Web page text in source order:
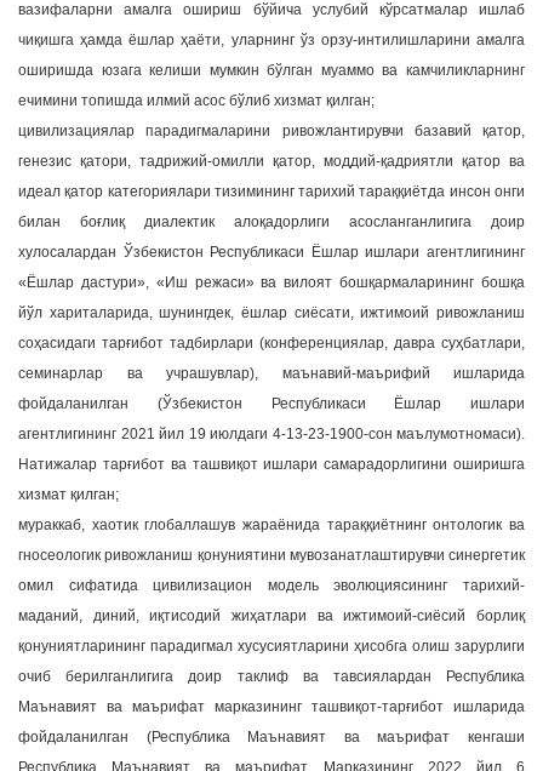
вазифаларни амалга ошириш бўйича услубий кўрсатмалар ишлаб
чиқишга ҳамда ёшлар ҳаёти, уларнинг ўз орзу-интилишларини амалга
оширишда юзага келиши мумкин бўлган муаммо ва камчиликларнинг
ечимини топишда илмий асос бўлиб хизмат қилган;
цивилизациялар парадигмаларини ривожлантирувчи базавий қатор,
генезис қатори, тадрижий-омилли қатор, моддий-қадриятли қатор ва
идеал қатор категориялари тизимининг тарихий тараққиётда инсон онги
билан боғлиқ диалектик алоқадорлиги асосланганлигига доир
хулосалардан Ўзбекистон Республикаси Ёшлар ишлари агентлигининг
«Ёшлар дастури», «Иш режаси» ва вилоят бошқармаларининг бошқа
йўл хариталарида, шунингдек, ёшлар сиёсати, ижтимоий ривожланиш
соҳасидаги тарғибот тадбирлари (конференциялар, давра суҳбатлари,
семинарлар ва учрашувлар), маънавий-маърифий ишларида
фойдаланилган (Ўзбекистон Республикаси Ёшлар ишлари
агентлигининг 2021 йил 19 июлдаги 4-13-23-1900-сон маълумотномаси).
Натижалар тарғибот ва ташвиқот ишлари самарадорлигини оширишга
хизмат қилган;
мураккаб, хаотик глобаллашув жараёнида тараққиётнинг онтологик ва
гносеологик ривожланиш қонуниятини мувозанатлаштирувчи синергетик
омил сифатида цивилизацион модель эволюциясининг тарихий-
маданий, диний, иқтисодий жиҳатлари ва ижтимоий-сиёсий борлиқ
қонуниятларининг парадигмал хусусиятларини ҳисобга олиш зарурлиги
очиб берилганлигига доир таклиф ва тавсиялардан Республика
Маънавият ва маърифат марказининг ташвиқот-тарғибот ишларида
фойдаланилган (Республика Маънавият ва маърифат кенгаши
Республика Маънавият ва маърифат Марказининг 2022 йил 6